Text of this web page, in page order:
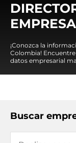
¡Conozca la
Colombia!
datos empresarial
Buscar